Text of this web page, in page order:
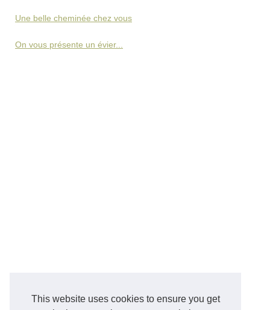
This website uses cookies to ensure you get
Une belle cheminée chez vous
On vous présente un évier...